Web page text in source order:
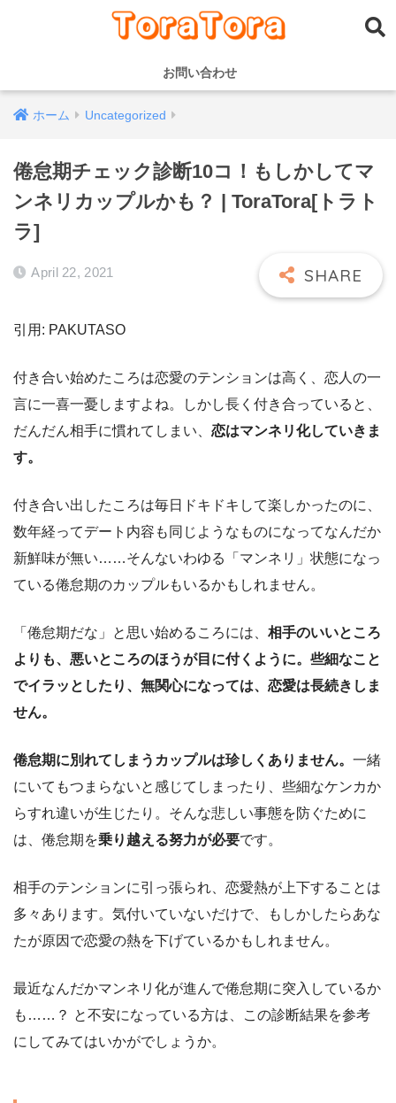
お問い合わせ
ホーム Uncategorized
倦怠期チェック診断10コ！もしかしてマ
ンネリカップルかも？ | ToraTora[トラト
ラ]
April 22, 2021
引用: PAKUTASO
付き合い始めたころは恋愛のテンションは高く、恋人の一
言に一喜一憂しますよね。しかし長く付き合っていると、
だんだん相手に慣れてしまい、 恋はマンネリ化していきま
す。
付き合い出したころは毎日ドキドキして楽しかったのに、
数年経ってデート内容も同じようなものになってなんだか
新鮮味が無い……そんないわゆる「マンネリ」状態になっ
ている倦怠期のカップルもいるかもしれません。
「倦怠期だな」と思い始めるころには、 相手のいいところ
よりも、悪いところのほうが目に付くように。 些細なこと
でイラッとしたり、無関心になっては、恋愛は長続きしま
せん。
倦怠期に別れてしまうカップルは珍しくありません。 一緒
にいてもつまらないと感じてしまったり、些細なケンカか
らすれ違いが生じたり。そんな悲しい事態を防ぐために
は、倦怠期を乗り越える努力が必要です。
相手のテンションに引っ張られ、恋愛熱が上下することは
多々あります。気付いていないだけで、もしかしたらあな
たが原因で恋愛の熱を下げているかもしれません。
最近なんだかマンネリ化が進んで倦怠期に突入しているか
も……？ と不安になっている方は、この診断結果を参考
にしてみてはいかがでしょうか。